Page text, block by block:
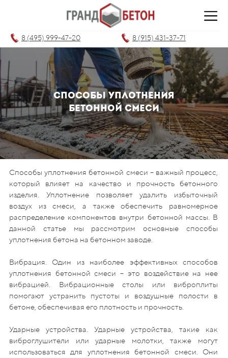
8 (495) 999-47-20 8 (915) 431-37-71
Способы уплотнения
бетонной смеси
Способы уплотнения бетонной смеси – важный процесс,
который влияет на качество и прочность бетонного
изделия. Уплотнение позволяет удалить избыточный
воздух из смеси, а также обеспечить равномерное
распределение компонентов внутри бетонной массы. В
данной статье мы рассмотрим основные способы
уплотнения бетона на бетонном заводе.
Вибрация. Один из наиболее эффективных способов
уплотнения бетонной смеси – это воздействие на нее
вибрацией. Вибрационные столы или виброплиты
помогают устранить пустоты и воздушные полости в
бетоне, обеспечивая его плотность и прочность.
Ударные устройства. Ударные устройства, такие как
виброглушители или ударные молотки, также могут
использоваться для уплотнения бетонной смеси. Они